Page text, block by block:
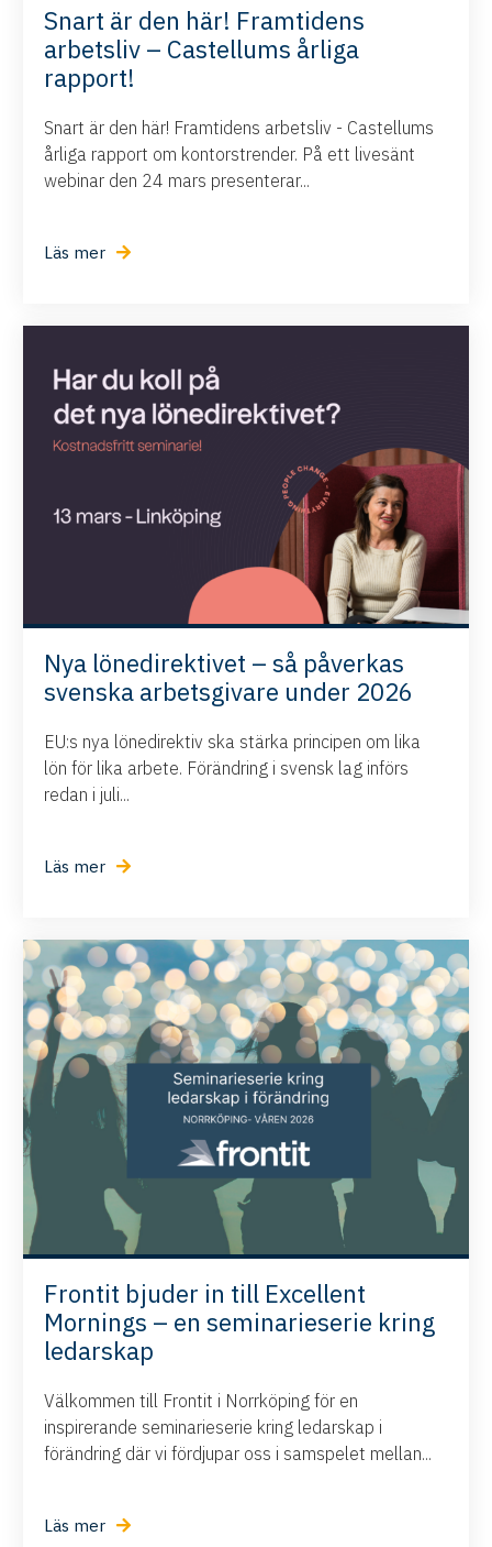
Snart är den här! Framtidens
arbetsliv – Castellums årliga
rapport!
Snart är den här! Framtidens arbetsliv - Castellums
årliga rapport om kontorstrender. På ett livesänt
webinar den 24 mars presenterar...
Läs mer
Nya lönedirektivet – så påverkas
svenska arbetsgivare under 2026
EU:s nya lönedirektiv ska stärka principen om lika
lön för lika arbete. Förändring i svensk lag införs
redan i juli...
Läs mer
Frontit bjuder in till Excellent
Mornings – en seminarieserie kring
ledarskap
Välkommen till Frontit i Norrköping för en
inspirerande seminarieserie kring ledarskap i
förändring där vi fördjupar oss i samspelet mellan...
Läs mer